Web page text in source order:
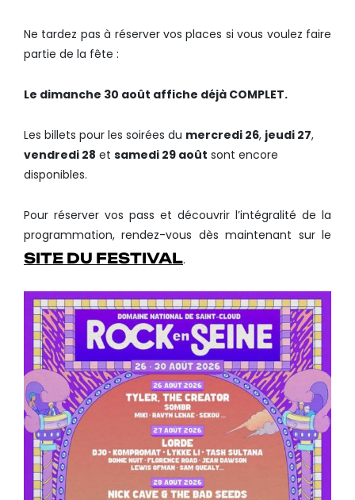
Ne tardez pas à réserver vos places si vous voulez faire
partie de la fête :
Le dimanche 30 août affiche déjà COMPLET.
Les billets pour les soirées du mercredi 26, jeudi 27,
vendredi 28 et samedi 29 août sont encore
disponibles.
Pour réserver vos pass et découvrir l’intégralité de la
programmation, rendez-vous dès maintenant sur le
SITE DU FESTIVAL.